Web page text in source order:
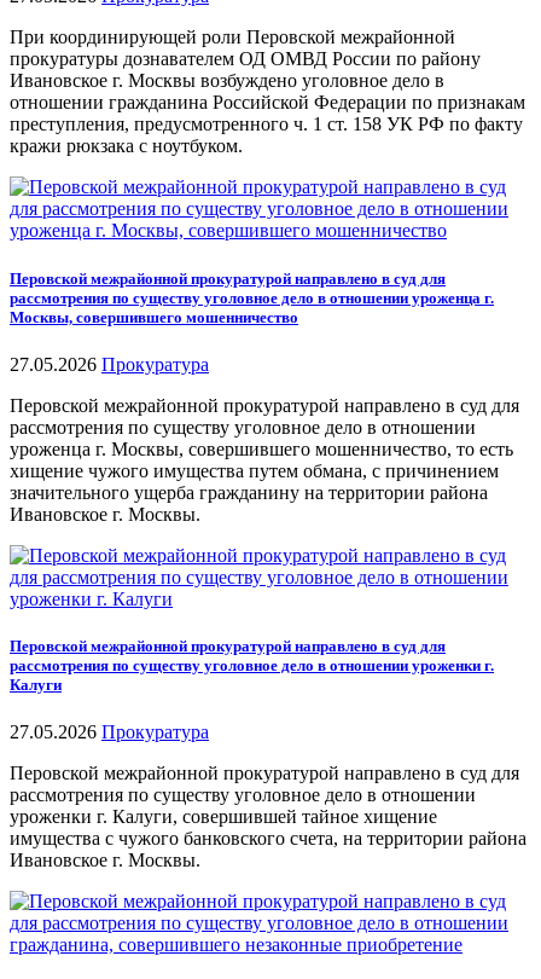
При координирующей роли Перовской межрайонной
прокуратуры дознавателем ОД ОМВД России по району
Ивановское г. Москвы возбуждено уголовное дело в
отношении гражданина Российской Федерации по признакам
преступления, предусмотренного ч. 1 ст. 158 УК РФ по факту
кражи рюкзака с ноутбуком.
Перовской межрайонной прокуратурой направлено в суд для
рассмотрения по существу уголовное дело в отношении уроженца г.
Москвы, совершившего мошенничество
27.05.2026 Прокуратура
Перовской межрайонной прокуратурой направлено в суд для
рассмотрения по существу уголовное дело в отношении
уроженца г. Москвы, совершившего мошенничество, то есть
хищение чужого имущества путем обмана, с причинением
значительного ущерба гражданину на территории района
Ивановское г. Москвы.
Перовской межрайонной прокуратурой направлено в суд для
рассмотрения по существу уголовное дело в отношении уроженки г.
Калуги
27.05.2026 Прокуратура
Перовской межрайонной прокуратурой направлено в суд для
рассмотрения по существу уголовное дело в отношении
уроженки г. Калуги, совершившей тайное хищение
имущества с чужого банковского счета, на территории района
Ивановское г. Москвы.